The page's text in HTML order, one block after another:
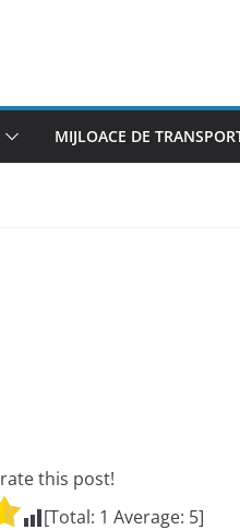
MIJLOACE DE
this post!
[Total: 1 Average: 5]